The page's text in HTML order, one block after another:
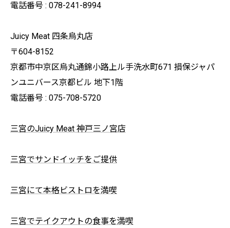
電話番号 : 078-241-8994
Juicy Meat 四条烏丸店
〒604-8152
京都市中京区烏丸通錦小路上ル手洗水町671 損保ジャパ
ンユニバース京都ビル 地下1階
電話番号 : 075-708-5720
三宮のJuicy Meat 神戸三ノ宮店
三宮でサンドイッチをご提供
三宮にて本格ビストロを満喫
三宮でテイクアウトの食事を満喫